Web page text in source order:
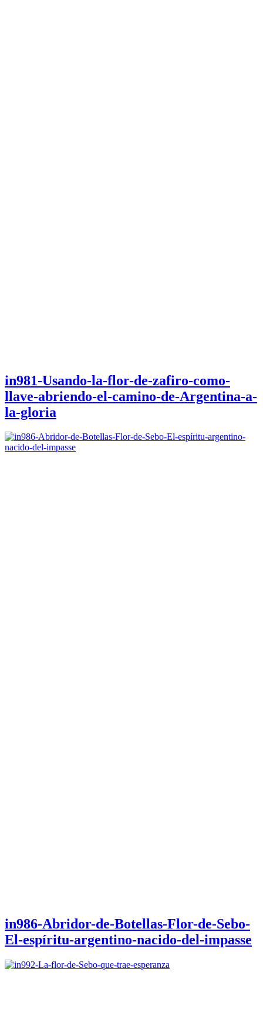
in981-Usando-la-flor-de-zafiro-como-
llave-abriendo-el-camino-de-Argentina-a-
la-gloria
in986-Abridor-de-Botellas-Flor-de-Sebo-
El-espíritu-argentino-nacido-del-impasse